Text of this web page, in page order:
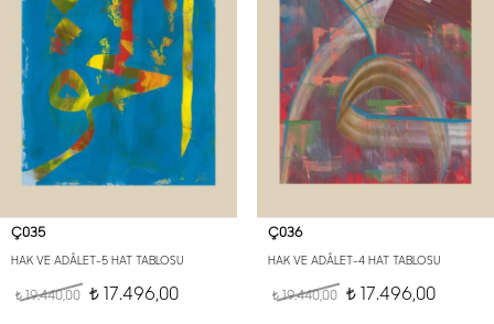
Ç035
HAK VE ADÂLET-5 HAT TABLOSU
t19.440,00 t 17.496,00
Ç036
HAK VE ADÂLET-4 HAT TABLOSU
t19.440,00 t17.496,00